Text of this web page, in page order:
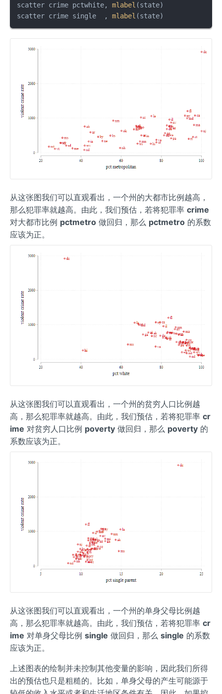
scatter crime pctwhite, mlabel (state)
scatter crime single  , mlabel (state)
从这张图我们可以直观看出，一个州的大都市比例越高，
那么犯罪率就越高。由此，我们预估，若将犯罪率 crime
对大都市比例 pctmetro 做回归，那么 pctmetro 的系数
应该为正。
从这张图我们可以直观看出，一个州的贫穷人口比例越
高，那么犯罪率就越高。由此，我们预估，若将犯罪率 cr
ime 对贫穷人口比例 poverty 做回归，那么 poverty 的
系数应该为正。
从这张图我们可以直观看出，一个州的单身父母比例越
高，那么犯罪率就越高。由此，我们预估，若将犯罪率 cr
ime 对单身父母比例 single 做回归，那么 single 的系数
应该为正。
上述图表的绘制并未控制其他变量的影响，因此我们所得
出的预估也只是粗糙的。比如，单身父母的产生可能源于